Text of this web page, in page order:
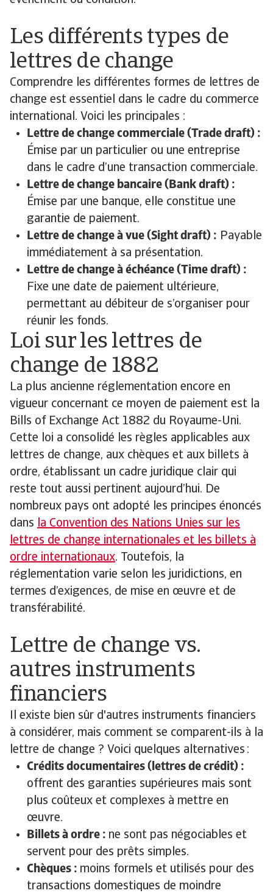
Les différents types de
lettres de change
Comprendre les différentes formes de lettres de
change est essentiel dans le cadre du commerce
international. Voici les principales :
Lettre de change commerciale (Trade draft) :
Émise par un particulier ou une entreprise
dans le cadre d’une transaction commerciale.
Lettre de change bancaire (Bank draft) :
Émise par une banque, elle constitue une
garantie de paiement.
Lettre de change à vue (Sight draft) : Payable
immédiatement à sa présentation.
Lettre de change à échéance (Time draft) :
Fixe une date de paiement ultérieure,
permettant au débiteur de s’organiser pour
réunir les fonds.
Loi sur les lettres de
change de 1882
La plus ancienne réglementation encore en
vigueur concernant ce moyen de paiement est la
Bills of Exchange Act 1882 du Royaume-Uni.
Cette loi a consolidé les règles applicables aux
lettres de change, aux chèques et aux billets à
ordre, établissant un cadre juridique clair qui
reste tout aussi pertinent aujourd’hui. De
nombreux pays ont adopté les principes énoncés
dans la Convention des Nations Unies sur les
lettres de change internationales et les billets à
ordre internationaux. Toutefois, la
réglementation varie selon les juridictions, en
termes d’exigences, de mise en œuvre et de
transférabilité.
Lettre de change vs.
autres instruments
financiers
Il existe bien sûr d'autres instruments financiers
à considérer, mais comment se comparent-ils à la
lettre de change ? Voici quelques alternatives :
Crédits documentaires (lettres de crédit) :
offrent des garanties supérieures mais sont
plus coûteux et complexes à mettre en
œuvre.
Billets à ordre : ne sont pas négociables et
servent pour des prêts simples.
Chèques : moins formels et utilisés pour des
transactions domestiques de moindre